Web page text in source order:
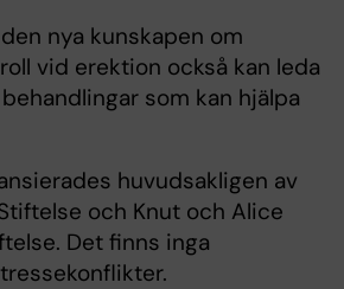
nya kunskapen om
vid erektion också kan leda
som kan hjälpa
huvudsakligen av
och Knut och Alice
Det finns inga